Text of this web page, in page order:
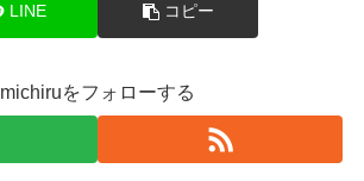
LINE コピー
michiruをフォローする